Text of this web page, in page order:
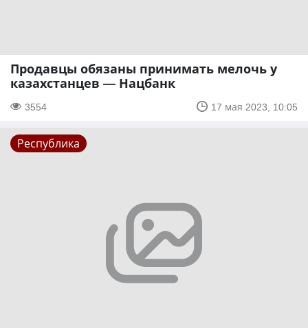
Продавцы обязаны принимать мелочь у
казахстанцев — Нацбанк
3554 17 мая 2023, 10:05
Республика